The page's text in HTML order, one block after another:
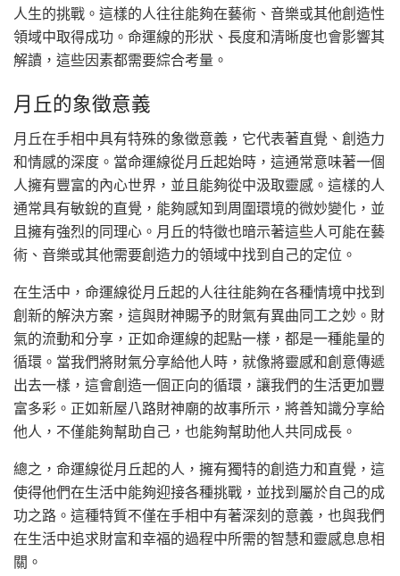
人生的挑戰。這樣的人往往能夠在藝術、音樂或其他創造性
領域中取得成功。命運線的形狀、長度和清晰度也會影響其
解讀，這些因素都需要綜合考量。
月丘的象徵意義
月丘在手相中具有特殊的象徵意義，它代表著直覺、創造力
和情感的深度。當命運線從月丘起始時，這通常意味著一個
人擁有豐富的內心世界，並且能夠從中汲取靈感。這樣的人
通常具有敏銳的直覺，能夠感知到周圍環境的微妙變化，並
且擁有強烈的同理心。月丘的特徵也暗示著這些人可能在藝
術、音樂或其他需要創造力的領域中找到自己的定位。
在生活中，命運線從月丘起的人往往能夠在各種情境中找到
創新的解決方案，這與財神賜予的財氣有異曲同工之妙。財
氣的流動和分享，正如命運線的起點一樣，都是一種能量的
循環。當我們將財氣分享給他人時，就像將靈感和創意傳遞
出去一樣，這會創造一個正向的循環，讓我們的生活更加豐
富多彩。正如新屋八路財神廟的故事所示，將善知識分享給
他人，不僅能夠幫助自己，也能夠幫助他人共同成長。
總之，命運線從月丘起的人，擁有獨特的創造力和直覺，這
使得他們在生活中能夠迎接各種挑戰，並找到屬於自己的成
功之路。這種特質不僅在手相中有著深刻的意義，也與我們
在生活中追求財富和幸福的過程中所需的智慧和靈感息息相
關。